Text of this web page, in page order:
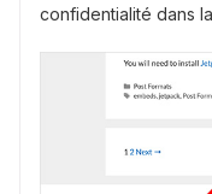
confidentialité dans